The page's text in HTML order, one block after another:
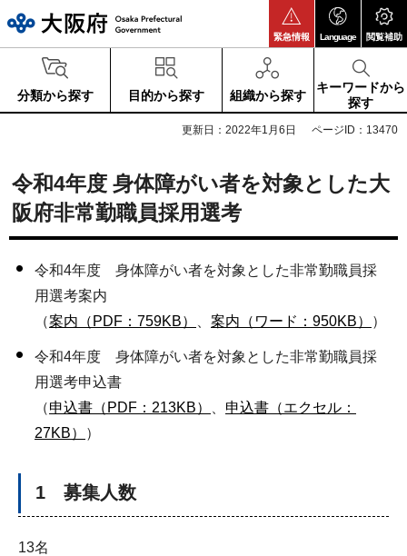
緊急情報 Language 閲覧補助
分類から探す 目的から探す 組織から探す
キーワードから
探す
更新日：2022年1月6日 ページID：13470
令和4年度 身体障がい者を対象とした大
阪府非常勤職員採用選考
令和4年度 身体障がい者を対象とした非常勤職員採
用選考案内
（案内（PDF：759KB） 案内（ワード：950KB） ）
令和4年度 身体障がい者を対象とした非常勤職員採
用選考申込書
（申込書（PDF：213KB）
申込書（エクセル：
27KB）
）
1 募集人数
13名